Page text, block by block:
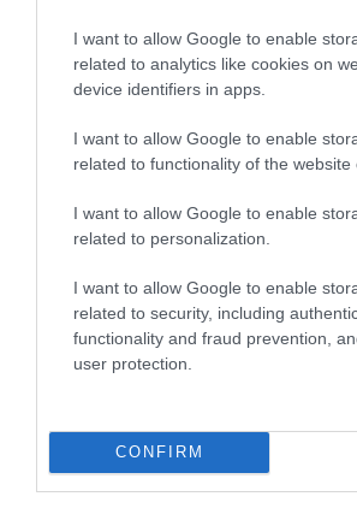
I want to allow Google to enable
related to analytics like cookies on
device identifiers in apps.
I want to allow Google to enable
related to functionality of the website
I want to allow Google to enable
related to personalization.
I want to allow Google to enable
related to security, including
functionality and fraud prevention,
user protection.
CONFIRM